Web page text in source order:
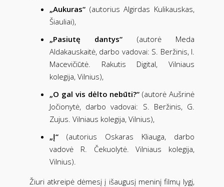
„Aukuras“ (autorius Algirdas Kulikauskas,
Šiauliai),
„Pasiutę dantys“ (autorė Meda
Aldakauskaitė, darbo vadovai: S. Beržinis, I.
Macevičiūtė. Rakutis Digital, Vilniaus
kolegija, Vilnius),
„O gal vis dėlto nebūti?“ (autorė Aušrinė
Jočionytė, darbo vadovai: S. Beržinis, G.
Zujus. Vilniaus kolegija, Vilnius),
„Į“ (autorius Oskaras Kliauga, darbo
vadovė R. Čekuolytė. Vilniaus kolegija,
Vilnius).
Žiuri atkreipė dėmesį į išaugusį meninį filmų lygį,